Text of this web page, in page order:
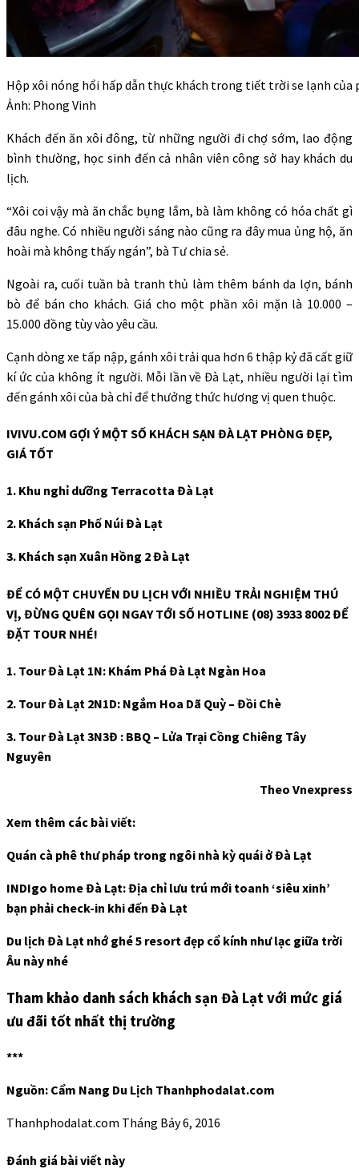
Hộp xôi nóng hổi hấp dẫn thực khách trong tiết trời se lạnh của
Ảnh: Phong Vinh
Khách đến ăn xôi đông, từ những người đi chợ sớm, lao động
bình thường, học sinh đến cả nhân viên công sở hay khách du
lịch.
“Xôi coi vậy mà ăn chắc bụng lắm, bà làm không có hóa chất gì
đâu nghe. Có nhiều người sáng nào cũng ra đây mua ủng hộ, ăn
hoài mà không thấy ngán”, bà Tư chia sẻ.
Ngoài ra, cuối tuần bà tranh thủ làm thêm bánh da lợn, bánh
bò để bán cho khách. Giá cho một phần xôi mặn là 10.000 –
15.000 đồng tùy vào yêu cầu.
Cạnh dòng xe tấp nập, gánh xôi trải qua hơn 6 thập kỷ đã cất giữ
kí ức của không ít người. Mỗi lần về Đà Lạt, nhiều người lại tìm
đến gánh xôi của bà chỉ để thưởng thức hương vị quen thuộc.
IVIVU.COM GỢI Ý MỘT SỐ KHÁCH SẠN ĐÀ LẠT PHÒNG ĐẸP,
GIÁ TỐT
1. Khu nghỉ dưỡng Terracotta Đà Lạt
2. Khách sạn Phố Núi Đà Lạt
3. Khách sạn Xuân Hồng 2 Đà Lạt
ĐỂ CÓ MỘT CHUYẾN DU LỊCH VỚI NHIỀU TRẢI NGHIỆM THÚ
VỊ, ĐỪNG QUÊN GỌI NGAY TỚI SỐ HOTLINE (08) 3933 8002 ĐỂ
ĐẶT TOUR NHÉ!
1. Tour Đà Lạt 1N: Khám Phá Đà Lạt Ngàn Hoa
2. Tour Đà Lạt 2N1D: Ngắm Hoa Dã Quỳ – Đồi Chè
3. Tour Đà Lạt 3N3Đ : BBQ – Lửa Trại Cồng Chiêng Tây
Nguyên
Theo Vnexpress
Xem thêm các bài viết:
Quán cà phê thư pháp trong ngôi nhà kỳ quái ở Đà Lạt
INDIgo home Đà Lạt: Địa chỉ lưu trú mới toanh ‘siêu xinh’
bạn phải check-in khi đến Đà Lạt
Du lịch Đà Lạt nhớ ghé 5 resort đẹp cổ kính như lạc giữa trời
Âu này nhé
Tham khảo danh sách khách sạn Đà Lạt với mức giá
ưu đãi tốt nhất thị trường
***
Nguồn: Cẩm Nang Du Lịch Thanhphodalat.com
Thanhphodalat.com Tháng Bảy 6, 2016
Đánh giá bài viết này